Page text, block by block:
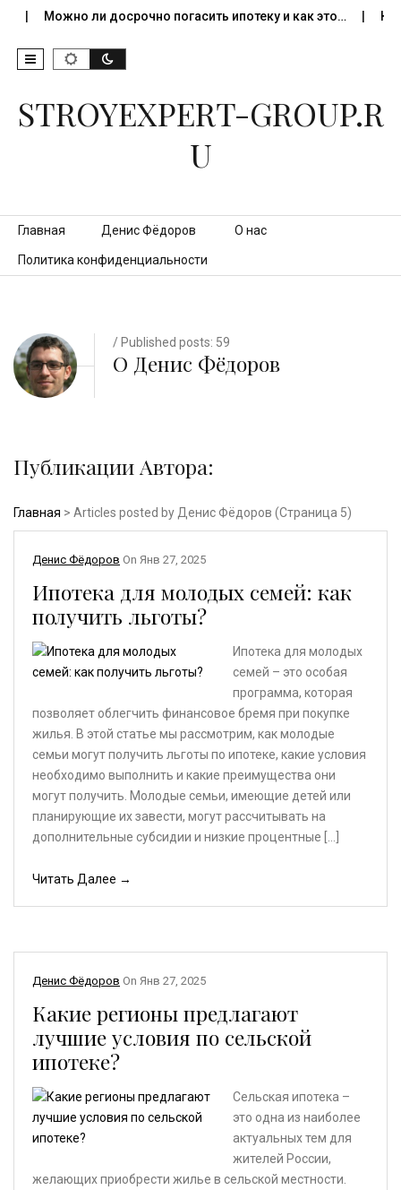
Можно ли досрочно погасить ипотеку и как это… Как
STROYEXPERT-GROUP.R
U
Перейти к контенту
Главная Денис Фёдоров О нас
Политика конфиденциальности
/ Published posts: 59
О Денис Фёдоров
Публикации Автора:
Главная > Articles posted by Денис Фёдоров (Страница 5)
Денис Фёдоров On Янв 27, 2025
Ипотека для молодых семей: как
получить льготы?
Ипотека для молодых
семей – это особая
программа, которая
позволяет облегчить финансовое бремя при покупке
жилья. В этой статье мы рассмотрим, как молодые
семьи могут получить льготы по ипотеке, какие условия
необходимо выполнить и какие преимущества они
могут получить. Молодые семьи, имеющие детей или
планирующие их завести, могут рассчитывать на
дополнительные субсидии и низкие процентные […]
Читать Далее →
Денис Фёдоров On Янв 27, 2025
Какие регионы предлагают
лучшие условия по сельской
ипотеке?
Сельская ипотека –
это одна из наиболее
актуальных тем для
жителей России,
желающих приобрести жилье в сельской местности.